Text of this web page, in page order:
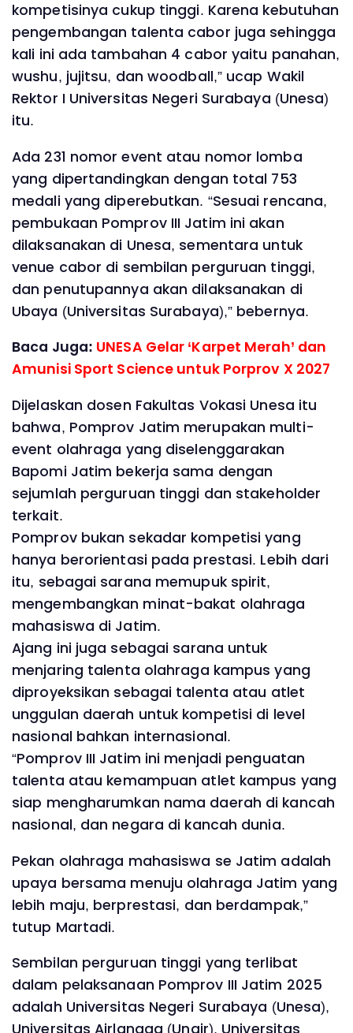
kompetisinya cukup tinggi. Karena kebutuhan
pengembangan talenta cabor juga sehingga
kali ini ada tambahan 4 cabor yaitu panahan,
wushu, jujitsu, dan woodball,” ucap Wakil
Rektor I Universitas Negeri Surabaya (Unesa)
itu.
Ada 231 nomor event atau nomor lomba
yang dipertandingkan dengan total 753
medali yang diperebutkan. “Sesuai rencana,
pembukaan Pomprov III Jatim ini akan
dilaksanakan di Unesa, sementara untuk
venue cabor di sembilan perguruan tinggi,
dan penutupannya akan dilaksanakan di
Ubaya (Universitas Surabaya),” bebernya.
Baca Juga: UNESA Gelar ‘Karpet Merah’ dan
Amunisi Sport Science untuk Porprov X 2027
Dijelaskan dosen Fakultas Vokasi Unesa itu
bahwa, Pomprov Jatim merupakan multi-
event olahraga yang diselenggarakan
Bapomi Jatim bekerja sama dengan
sejumlah perguruan tinggi dan stakeholder
terkait.
Pomprov bukan sekadar kompetisi yang
hanya berorientasi pada prestasi. Lebih dari
itu, sebagai sarana memupuk spirit,
mengembangkan minat-bakat olahraga
mahasiswa di Jatim.
Ajang ini juga sebagai sarana untuk
menjaring talenta olahraga kampus yang
diproyeksikan sebagai talenta atau atlet
unggulan daerah untuk kompetisi di level
nasional bahkan internasional.
“Pomprov III Jatim ini menjadi penguatan
talenta atau kemampuan atlet kampus yang
siap mengharumkan nama daerah di kancah
nasional, dan negara di kancah dunia.
Pekan olahraga mahasiswa se Jatim adalah
upaya bersama menuju olahraga Jatim yang
lebih maju, berprestasi, dan berdampak,”
tutup Martadi.
Sembilan perguruan tinggi yang terlibat
dalam pelaksanaan Pomprov III Jatim 2025
adalah Universitas Negeri Surabaya (Unesa),
Universitas Airlangga (Unair), Universitas